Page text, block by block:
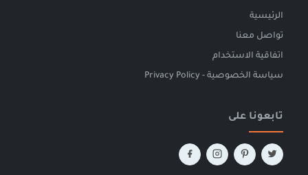
الرئيسية
تواصل معنا
اتفاقية الاستخدام
سياسة الخصوصية - Privacy Policy
تابعونا على